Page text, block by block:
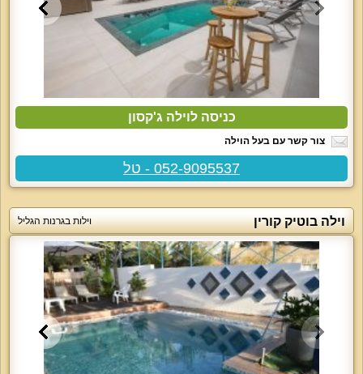
כניסה לוילה ג'קסון
צור קשר עם בעל הוילה
052-9095537 - טל
וילה בוטיק קורין וילות בגרנות הגליל